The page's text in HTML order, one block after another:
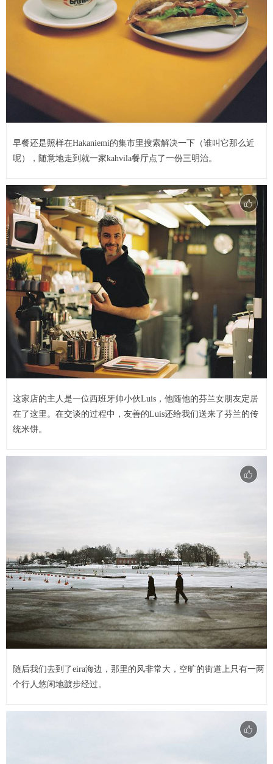
早餐还是照样在Hakaniemi的集市里搜索解决一下（谁叫它那么近
呢），随意地走到就一家kahvila餐厅点了一份三明治。
这家店的主人是一位西班牙帅小伙Luis，他随他的芬兰女朋友定居
在了这里。在交谈的过程中，友善的Luis还给我们送来了芬兰的传
统米饼。
随后我们去到了eira海边，那里的风非常大，空旷的街道上只有一两
个行人悠闲地踱步经过。